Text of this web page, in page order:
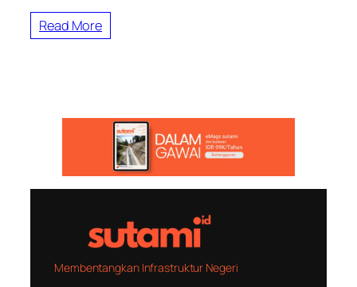
Read More
Membentangkan Infrastruktur Negeri